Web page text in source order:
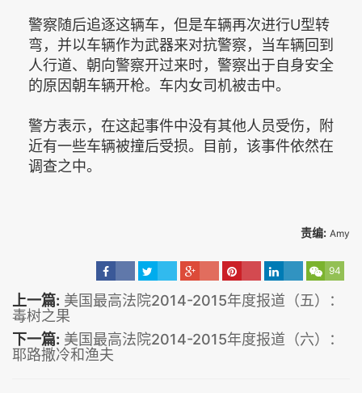
警察随后追逐这辆车，但是车辆再次进行U型转
弯，并以车辆作为武器来对抗警察，当车辆回到
人行道、朝向警察开过来时，警察出于自身安全
的原因朝车辆开枪。车内女司机被击中。
警方表示，在这起事件中没有其他人员受伤，附
近有一些车辆被撞后受损。目前，该事件依然在
调查之中。
责编: Amy
94
上一篇: 美国最高法院2014-2015年度报道（五）：
毒树之果
下一篇: 美国最高法院2014-2015年度报道（六）：
耶路撒冷和渔夫